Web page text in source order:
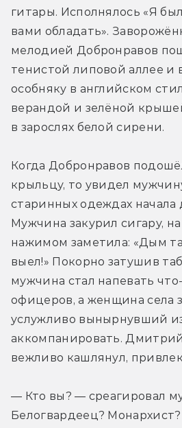
гитары. Исполнялось «Я
вами обладать».
мелодией Добронравов
тенистой липовой аллее и
особняку в английском
верандой и зелёной
в зарослях белой сирени.
Когда Добронравов
крыльцу, то увидел
старинных одеждах начала
Мужчина закурил сигару,
нажимом заметила: «Дым
выел!» Покорно затушив
мужчина стал напевать
офицеров, а женщина села
услужливо вынырнувший
аккомпанировать.
вежливо кашлянул,
— Кто вы? — среагировал
Белогвардеец? Монархист?